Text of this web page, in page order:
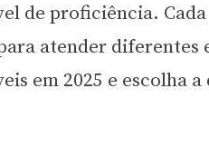
de proficiência. Cada
atender diferentes
em 2025 e escolha a